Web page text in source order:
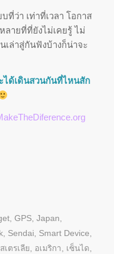
ที่ว่า เท่าที่เวลา โอกาส
ายที่ที่ยังไม่เคยรู้ ไม่
เล่าสู่กันฟังบ้างก็น่าจะ
ได้เดินสวนกันที่ไหนสัก
, GPS, Japan,
, Sendai, Smart Device,
เตรเลีย, อเมริกา, เซ็นได,